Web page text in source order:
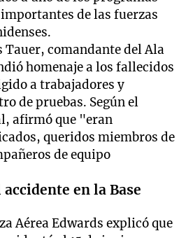
de las fuerzas
Tauer, comandante del Ala
homenaje a los fallecidos
a trabajadores y
de pruebas. Según el
afirmó que "eran
queridos miembros de
de equipo
en la Base
Aérea Edwards explicó que